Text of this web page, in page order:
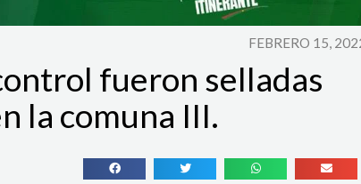
FEBRERO 15,
fueron selladas
la comuna III.